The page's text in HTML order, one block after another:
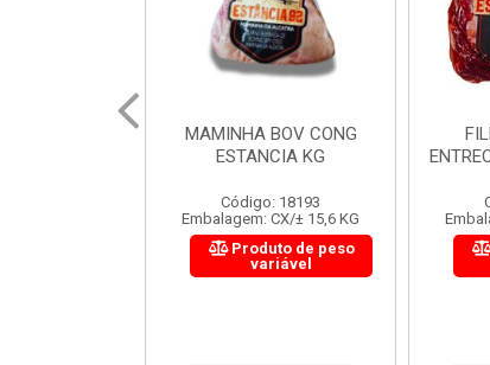
FILE DE COSTELA
ENTRECOTE ESTANCIA KG
Código: 18299
Embalagem: CX/± 14,4 KG
Produto de peso
variável